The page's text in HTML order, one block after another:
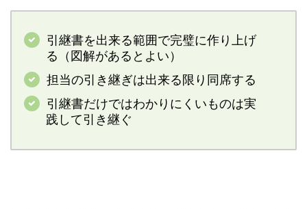
引継書を出来る範囲で完璧に作り上げ
る（図解があるとよい）
担当の引き継ぎは出来る限り同席する
引継書だけではわかりにくいものは実
践して引き継ぐ